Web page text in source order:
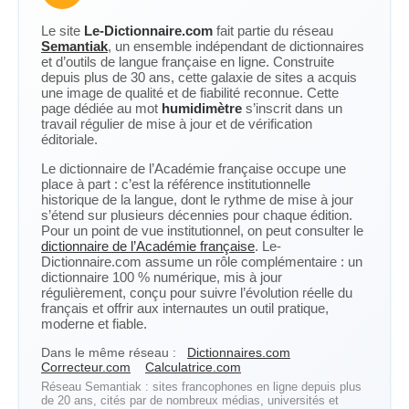
Le site Le-Dictionnaire.com fait partie du réseau
Semantiak, un ensemble indépendant de dictionnaires
et d’outils de langue française en ligne. Construite
depuis plus de 30 ans, cette galaxie de sites a acquis
une image de qualité et de fiabilité reconnue. Cette
page dédiée au mot humidimètre s’inscrit dans un
travail régulier de mise à jour et de vérification
éditoriale.
Le dictionnaire de l’Académie française occupe une
place à part : c’est la référence institutionnelle
historique de la langue, dont le rythme de mise à jour
s’étend sur plusieurs décennies pour chaque édition.
Pour un point de vue institutionnel, on peut consulter le
dictionnaire de l’Académie française. Le-
Dictionnaire.com assume un rôle complémentaire : un
dictionnaire 100 % numérique, mis à jour
régulièrement, conçu pour suivre l’évolution réelle du
français et offrir aux internautes un outil pratique,
moderne et fiable.
Dans le même réseau :
Dictionnaires.com
Correcteur.com
Calculatrice.com
Réseau Semantiak : sites francophones en ligne depuis plus
de 20 ans, cités par de nombreux médias, universités et